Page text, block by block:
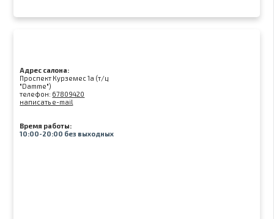
Адрес салона:
Проспект Курземес 1а (т/ц
"Damme")
телефон: 67809420
написать e-mail
Время работы:
10:00-20:00 без выходных